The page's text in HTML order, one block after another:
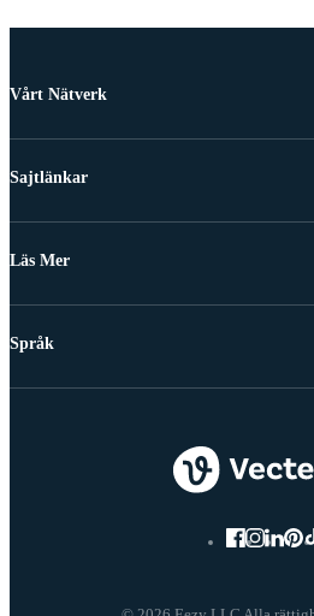
Vårt Nätverk
Sajtlänkar
Läs Mer
Språk